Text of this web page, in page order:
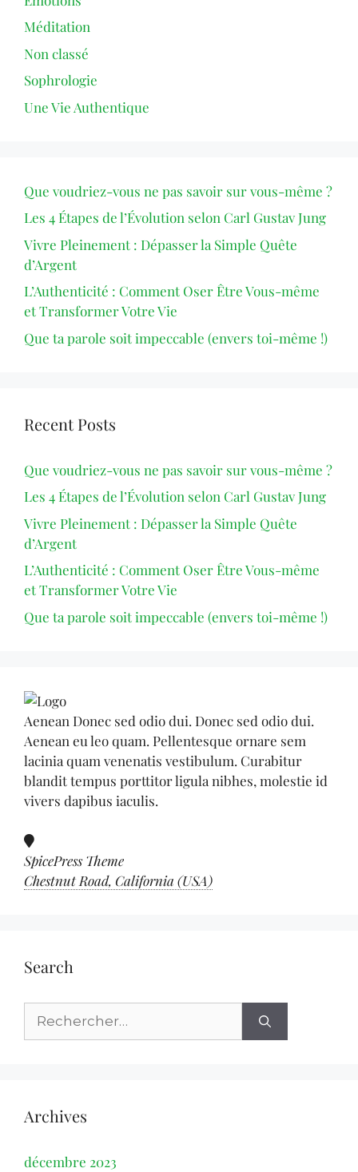
Méditation
Non classé
Sophrologie
Une Vie Authentique
Que voudriez-vous ne pas savoir sur vous-même ?
Les 4 Étapes de l’Évolution selon Carl Gustav Jung
Vivre Pleinement : Dépasser la Simple Quête
d’Argent
L’Authenticité : Comment Oser Être Vous-même
et Transformer Votre Vie
Que ta parole soit impeccable (envers toi-même !)
Recent Posts
Que voudriez-vous ne pas savoir sur vous-même ?
Les 4 Étapes de l’Évolution selon Carl Gustav Jung
Vivre Pleinement : Dépasser la Simple Quête
d’Argent
L’Authenticité : Comment Oser Être Vous-même
et Transformer Votre Vie
Que ta parole soit impeccable (envers toi-même !)
Aenean Donec sed odio dui. Donec sed odio dui.
Aenean eu leo quam. Pellentesque ornare sem
lacinia quam venenatis vestibulum. Curabitur
blandit tempus porttitor ligula nibhes, molestie id
vivers dapibus iaculis.
SpicePress Theme
Chestnut Road, California (USA)
Search
Archives
décembre 2023